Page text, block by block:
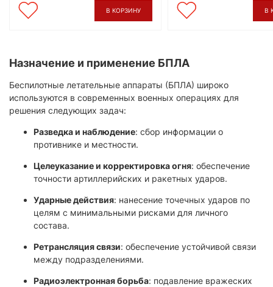
В КОРЗИНУ В
Назначение и применение БПЛА
Беспилотные летательные аппараты (БПЛА) широко
используются в современных военных операциях для
решения следующих задач:
Разведка и наблюдение: сбор информации о
противнике и местности.
Целеуказание и корректировка огня: обеспечение
точности артиллерийских и ракетных ударов.
Ударные действия: нанесение точечных ударов по
целям с минимальными рисками для личного
состава.
Ретрансляция связи: обеспечение устойчивой связи
между подразделениями.
Радиоэлектронная борьба: подавление вражеских